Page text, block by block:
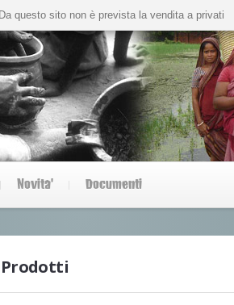
questo sito non è prevista la vendita a privati
Novita' Documenti
Prodotti